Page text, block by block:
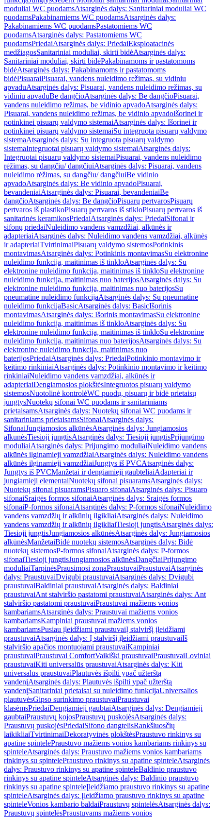
moduliai WC puodamsAtsarginės dalys: Sanitariniai moduliai WC
puodamsPakabinamiems WC puodamsAtsarginės dalys:
Pakabinamiems WC puodamsPastatomiems WC
puodamsAtsarginės dalys: Pastatomiems WC
puodamsPriedaiAtsarginės dalys: PriedaiEksploatacinės
medžiagosSanitariniai moduliai, skirti bidėAtsarginės dalys:
Sanitariniai moduliai, skirti bidėPakabinamoms ir pastatomoms
bidėAtsarginės dalys: Pakabinamoms ir pastatomoms
bidėPisuaraiPisuarai, vandens nuleidimo režimas, su vidiniu
apvaduAtsarginės dalys: Pisuarai, vandens nuleidimo režimas, su
vidiniu apvaduBe dangčioAtsarginės dalys: Be dangčioPisuarai,
vandens nuleidimo režimas, be vidinio apvadoAtsarginės dalys:
Pisuarai, vandens nuleidimo režimas, be vidinio apvadoIšorinei ir
potinkinei pisuarų valdymo sistemaiAtsarginės dalys: Išorinei ir
potinkinei pisuarų valdymo sistemaiSu integruota pisuarų valdymo
sistemaAtsarginės dalys: Su integruota pisuarų valdymo
sistemaIntegruotai pisuarų valdymo sistemaiAtsarginės dalys:
Integruotai pisuarų valdymo sistemaiPisuarai, vandens nuleidimo
rėžimas, su dangčiu/ dangčiuiAtsarginės dalys: Pisuarai, vandens
nuleidimo rėžimas, su dangčiu/ dangčiuiBe vidinio
apvadoAtsarginės dalys: Be vidinio apvadoPisuarai,
bevandeniaiAtsarginės dalys: Pisuarai, bevandeniaiBe
dangčioAtsarginės dalys: Be dangčioPisuarų pertvarosPisuarų
pertvaros iš plastikoPisuarų pertvaros iš stikloPisuarų pertvaros iš
sanitarinės keramikosPriedaiAtsarginės dalys: PriedaiSifonai ir
sifonų priedaiNuleidimo vandens vamzdžiai, alkūnės ir
adapteriaiAtsarginės dalys: Nuleidimo vandens vamzdžiai, alkūnės
ir adapteriaiTvirtinimaiPisuarų valdymo sistemosPotinkinis
montavimasAtsarginės dalys: Potinkinis montavimasSu elektronine
nuleidimo funkcija, maitinimas iš tinkloAtsarginės dalys: Su
elektronine nuleidimo funkcija, maitinimas iš tinkloSu elektronine
nuleidimo funkcija, maitinimas nuo baterijosAtsarginės dalys: Su
elektronine nuleidimo funkcija, maitinimas nuo baterijosSu
pneumatine nuleidimo funkcijaAtsarginės dalys: Su pneumatine
nuleidimo funkcijaBasicAtsarginės dalys: BasicIšorinis
montavimasAtsarginės dalys: Išorinis montavimasSu elektronine
nuleidimo funkcija, maitinimas iš tinkloAtsarginės dalys: Su
elektronine nuleidimo funkcija, maitinimas iš tinkloSu elektronine
nuleidimo funkcija, maitinimas nuo baterijosAtsarginės dalys: Su
elektronine nuleidimo funkcija, maitinimas nuo
baterijosPriedaiAtsarginės dalys: PriedaiPotinkinio montavimo ir
keitimo rinkiniaiAtsarginės dalys: Potinkinio montavimo ir keitimo
rinkiniaiNuleidimo vandens vamzdžiai, alkūnės ir
adapteriaiDengiamosios plokštėsIntegruotos pisuarų valdymo
sistemosNuotolinė kontrolėWC puodų, pisuarų ir bidė prietaisų
jungtysNuotekų sifonai WC puodams ir sanitariniams
prietaisamsAtsarginės dalys: Nuotekų sifonai WC puodams ir
sanitariniams prietaisamsSifonaiAtsarginės dalys:
SifonaiJungiamosios alkūnėsAtsarginės dalys: Jungiamosios
alkūnėsTiesioji jungtisAtsarginės dalys: Tiesioji jungtisPrijungimo
moduliaiAtsarginės dalys: Prijungimo moduliaiNuleidimo vandens
alkūnės ilginamieji vamzdžiaiAtsarginės dalys: Nuleidimo vandens
alkūnės ilginamieji vamzdžiaiJungtys iš PVCAtsarginės dalys:
Jungtys iš PVCManžetai ir dengiamieji gaubteliaiAdapteriai ir
jungiamieji elementaiNuotekų sifonai pisuaramsAtsarginės dalys:
Nuotekų sifonai pisuaramsPisuaro sifonaiAtsarginės dalys: Pisuaro
sifonaiSraigės formos sifonaiAtsarginės dalys: Sraigės formos
sifonaiP-formos sifonaiAtsarginės dalys: P-formos sifonaiNuleidimo
vandens vamzdžių ir alkūnių ilgikliaiAtsarginės dalys: Nuleidimo
vandens vamzdžių ir alkūnių ilgikliaiTiesioji jungtisAtsarginės dalys:
Tiesioji jungtisJungiamosios alkūnėsAtsarginės dalys: Jungiamosios
alkūnėsManžetaiBidė nuotekų sistemosAtsarginės dalys: Bidė
nuotekų sistemosP-formos sifonaiAtsarginės dalys: P-formos
sifonaiTiesioji jungtisJungiamosios alkūnėsDangčiaiPrijungimo
moduliaiTarpinėsPrausimosi zonaPraustuvaiPraustuvaiAtsarginės
dalys: PraustuvaiDvigubi praustuvaiAtsarginės dalys: Dvigubi
praustuvaiBaldiniai praustuvaiAtsarginės dalys: Baldiniai
praustuvaiAnt stalviršio pastatomi praustuvaiAtsarginės dalys: Ant
stalviršio pastatomi praustuvaiPraustuvai mažiems vonios
kambariamsAtsarginės dalys: Praustuvai mažiems vonios
kambariamsKampiniai praustuvai mažiems vonios
kambariamsPusiau įleidžiami praustuvaiĮ stalviršį įleidžiami
praustuvaiAtsarginės dalys: Į stalviršį įleidžiami praustuvaiIš
stalviršio apačios montuojami praustuvaiKampiniai
praustuvaiPraustuvai ComfortVaikiški praustuvaiPraustuvaiLoviniai
praustuvaiKiti universalūs praustuvaiAtsarginės dalys: Kiti
universalūs praustuvaiPlautuvės išpilti ypač užterštą
vandenįAtsarginės dalys: Plautuvės išpilti ypač užterštą
vandenįSanitariniai prietaisai su nuleidimo funkcijaUniversalios
plautuvėsGipso surinkimo praustuvaiPraustuvai
klasėmsPriedaiDengiamieji gaubtaiAtsarginės dalys: Dengiamieji
gaubtaiPraustuvų kojosPraustuvų puskojėsAtsarginės dalys:
Praustuvų puskojėsPriedaiSifono dangtelisRankšluosčių
laikikliaiTvirtinimaiDekoratyvinės plokštėsPraustuvo rinkinys su
apatine spintelePraustuvo mažiems vonios kambariams rinkinys su
spinteleAtsarginės dalys: Praustuvo mažiems vonios kambariams
rinkinys su spintelePraustuvo rinkinys su apatine spinteleAtsarginės
dalys: Praustuvo rinkinys su apatine spinteleBaldinio praustuvo
rinkinys su apatine spinteleAtsarginės dalys: Baldinio praustuvo
rinkinys su apatine spinteleĮleidžiamo praustuvo rinkinys su apatine
spinteleAtsarginės dalys: Įleidžiamo praustuvo rinkinys su apatine
spinteleVonios kambario baldaiPraustuvų spintelėsAtsarginės dalys:
Praustuvų spintelėsPraustuvams mažiems vonios